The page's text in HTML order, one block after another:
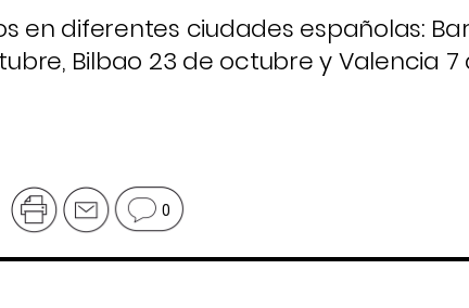
en diferentes ciudades españolas:
Bilbao 23 de octubre y Valencia
0